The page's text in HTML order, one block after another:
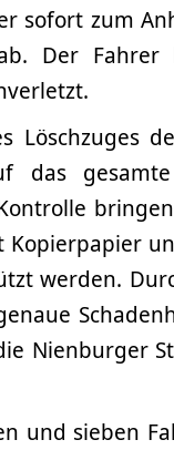
sofort zum
Der Fahrer
Löschzuges
das gesamte
Kopierpapier
werden.
Nienburger
und sieben